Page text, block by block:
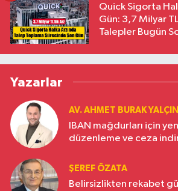
Quick Sigorta
Gün: 3,7 Milyar
Talepler Bugün
Yazarlar
AV. AHMET BURAK YALÇIN
IBAN mağdurları için
düzenleme ve ceza
ŞEREF ÖZATA
Belirsizlikten rekabet